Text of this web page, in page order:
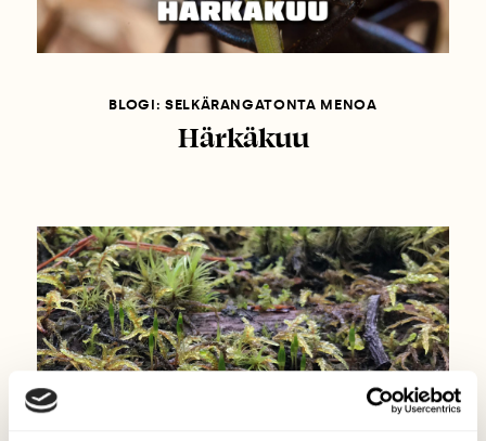
BLOGI: SELKÄRANGATONTA MENOA
Härkäkuu